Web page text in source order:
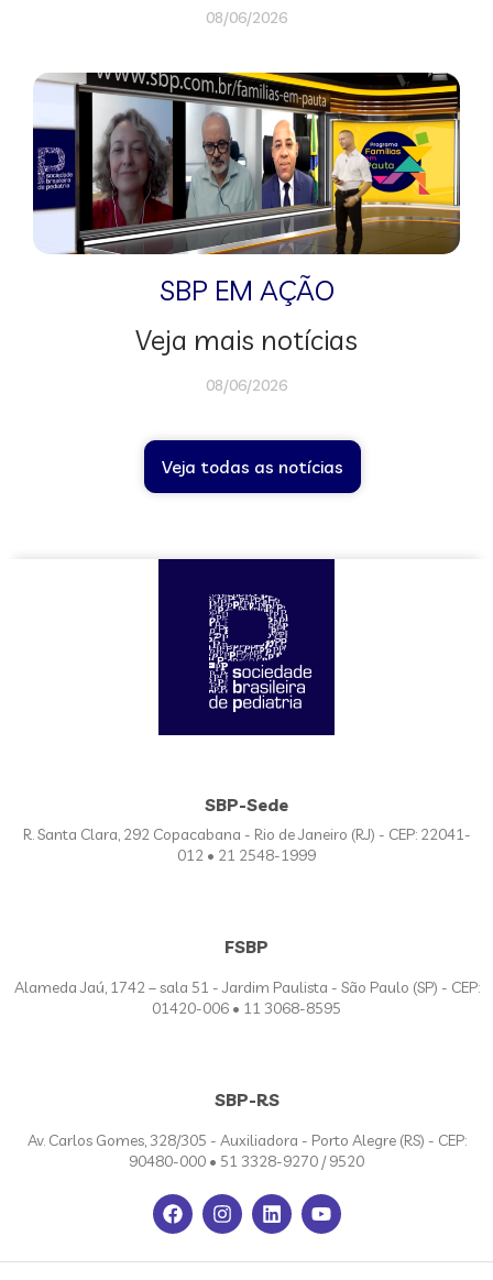
08/06/2026
SBP EM AÇÃO
Veja mais notícias
08/06/2026
Veja todas as notícias
SBP-Sede
R. Santa Clara, 292 Copacabana - Rio de Janeiro (RJ) - CEP: 22041-
012 • 21 2548-1999
FSBP
Alameda Jaú, 1742 – sala 51 - Jardim Paulista - São Paulo (SP) - CEP:
01420-006 • 11 3068-8595
SBP-RS
Av. Carlos Gomes, 328/305 - Auxiliadora - Porto Alegre (RS) - CEP:
90480-000 • 51 3328-9270 / 9520